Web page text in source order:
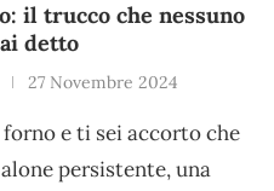
il trucco che nessuno
detto
27 Novembre 2024
e ti sei accorto che
persistente, una